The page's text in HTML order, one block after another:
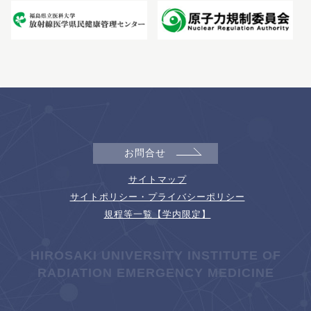
お問合せ
サイトマップ
サイトポリシー・プライバシーポリシー
規程等一覧【学内限定】
HIROSAKI UNIVERSITY INSTITUTE OF
RADIATION EMERGENCY MEDICINE